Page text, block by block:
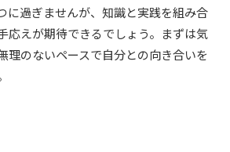
に過ぎませんが、知識と実践を組み合
応えが期待できるでしょう。まずは気
理のないペースで自分との向き合いを